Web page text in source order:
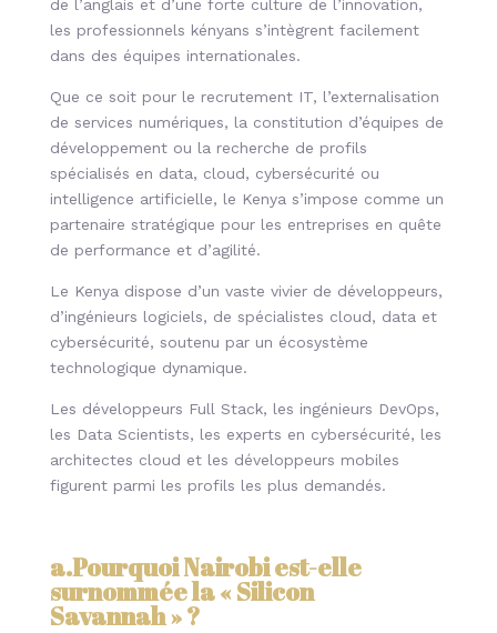
de l’anglais et d’une forte culture de l’innovation,
les professionnels kényans s’intègrent facilement
dans des équipes internationales.
Que ce soit pour le recrutement IT, l’externalisation
de services numériques, la constitution d’équipes de
développement ou la recherche de profils
spécialisés en data, cloud, cybersécurité ou
intelligence artificielle, le Kenya s’impose comme un
partenaire stratégique pour les entreprises en quête
de performance et d’agilité.
Le Kenya dispose d’un vaste vivier de développeurs,
d’ingénieurs logiciels, de spécialistes cloud, data et
cybersécurité, soutenu par un écosystème
technologique dynamique.
Les développeurs Full Stack, les ingénieurs DevOps,
les Data Scientists, les experts en cybersécurité, les
architectes cloud et les développeurs mobiles
figurent parmi les profils les plus demandés.
a.Pourquoi Nairobi est-elle
surnommée la « Silicon
Savannah » ?